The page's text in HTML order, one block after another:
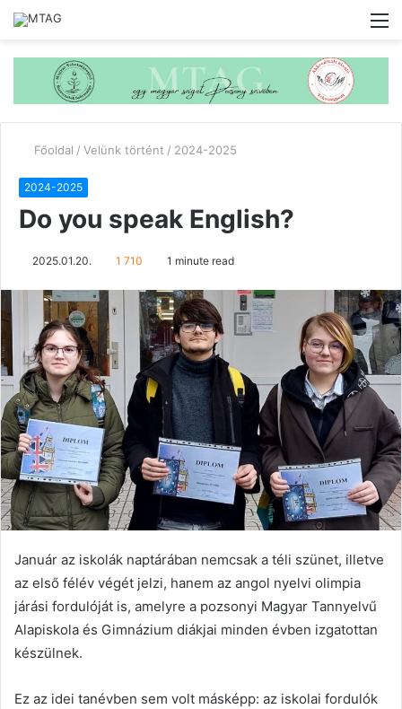
Főoldal / Velünk történt / 2024-2025
2024-2025
Do you speak English?
2025.01.20. 1 710 1 minute read
Január az iskolák naptárában nemcsak a téli szünet, illetve
az első félév végét jelzi, hanem az angol nyelvi olimpia
járási fordulóját is, amelyre a pozsonyi Magyar Tannyelvű
Alapiskola és Gimnázium diákjai minden évben izgatottan
készülnek.
Ez az idei tanévben sem volt másképp: az iskolai fordulók